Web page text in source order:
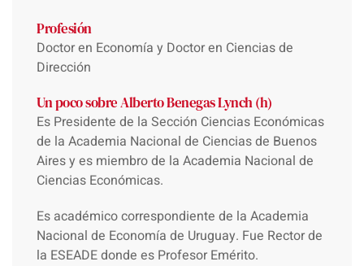
Profesión
Doctor en Economía y Doctor en Ciencias de
Dirección
Un poco sobre Alberto Benegas Lynch (h)
Es Presidente de la Sección Ciencias Económicas
de la Academia Nacional de Ciencias de Buenos
Aires y es miembro de la Academia Nacional de
Ciencias Económicas.
Es académico correspondiente de la Academia
Nacional de Economía de Uruguay. Fue Rector de
la ESEADE donde es Profesor Emérito.